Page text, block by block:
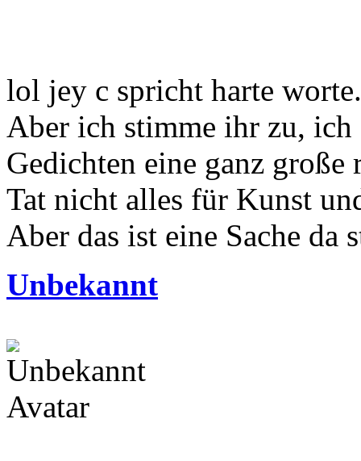
lol jey c spricht harte worte.
Aber ich stimme ihr zu, ich
Gedichten eine ganz
Tat nicht alles für Kunst
Aber das ist eine Sache da
Unbekannt